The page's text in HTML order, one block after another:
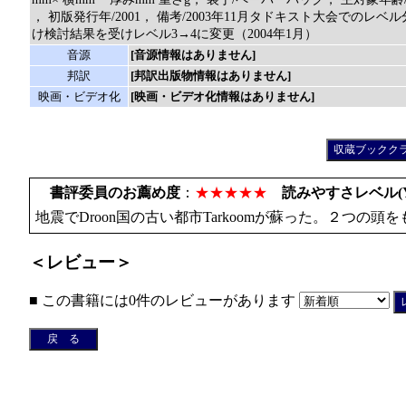
， 初版発行年/2001， 備考/2003年11月タドキスト大会でのレベル
け検討結果を受けレベル3→4に変更（2004年1月）
音源
[音源情報はありません]
邦訳
[邦訳出版物情報はありません]
映画・ビデオ化
[映画・ビデオ化情報はありません]
書評委員のお薦め度 ： ★★★★★
読みやすさレベル
地震でDroon国の古い都市Tarkoomが蘇った。２つの頭
＜レビュー＞
■ この書籍には0件のレビューがあります